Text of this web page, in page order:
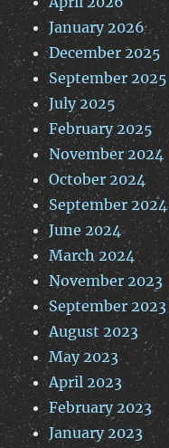
January 2026
December 2025
September 2025
July 2025
February 2025
November 2024
October 2024
September 2024
June 2024
March 2024
November 2023
September 2023
August 2023
May 2023
April 2023
February 2023
January 2023